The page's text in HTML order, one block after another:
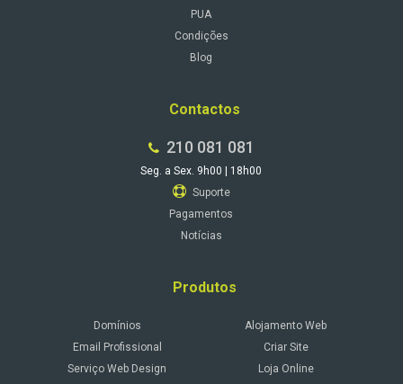
PUA
Condições
Blog
Contactos
210 081 081
Seg. a Sex. 9h00 | 18h00
Suporte
Pagamentos
Notícias
Produtos
Domínios
Alojamento Web
Email Profissional
Criar Site
Serviço Web Design
Loja Online